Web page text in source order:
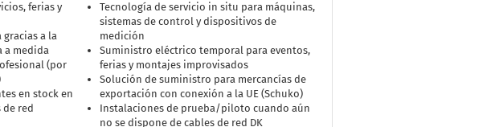
ferias y
a la
a medida
(por
en stock en
de red
Tecnología de servicio in situ para máquinas,
sistemas de control y dispositivos de
medición
Suministro eléctrico temporal para eventos,
ferias y montajes improvisados
Solución de suministro para mercancías de
exportación con conexión a la UE (Schuko)
Instalaciones de prueba/piloto cuando aún
no se dispone de cables de red DK